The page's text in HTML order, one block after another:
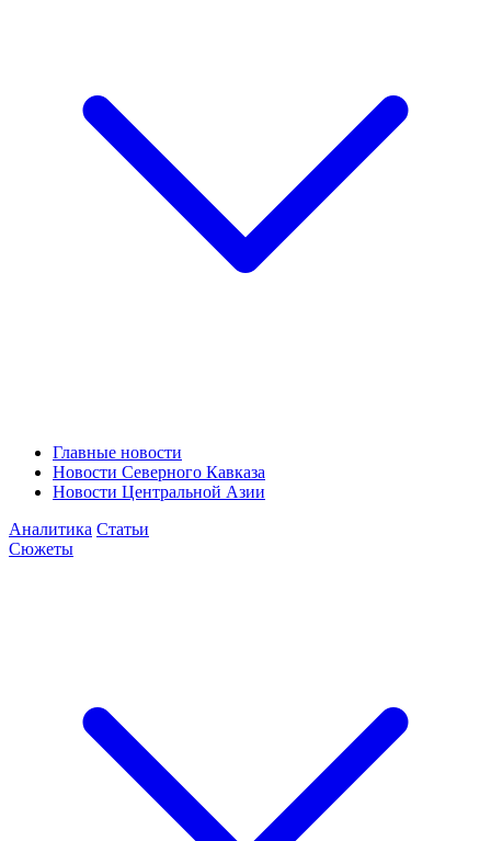
Главные новости
Новости Северного Кавказа
Новости Центральной Азии
Аналитика Статьи
Сюжеты